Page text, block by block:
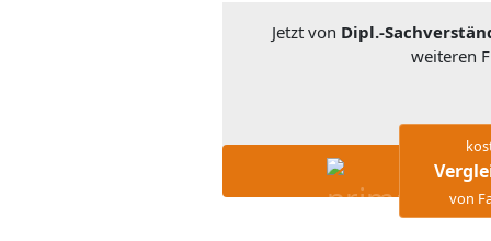
Jetzt von Dipl.-
weiteren
von